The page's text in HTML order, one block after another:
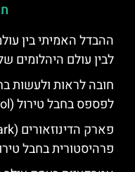
ההבדל האמיתי בין
לבין עולם היהלומים
חובה לראות ולעשות
לפספס בחבל טירול (Tyrol)
פרהיסטורית בחבל